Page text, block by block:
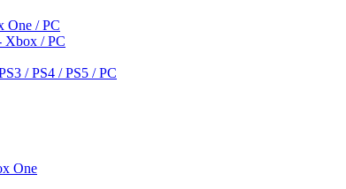
One / PC
Xbox / PC
/ PS4 / PS5 / PC
One